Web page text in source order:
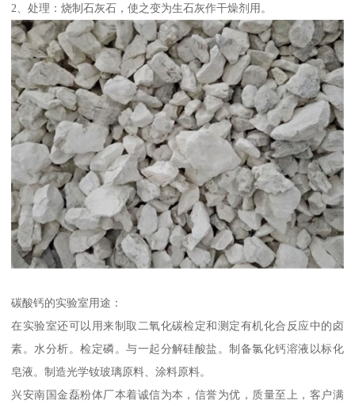
2、处理：烧制石灰石，使之变为生石灰作干燥剂用。
碳酸钙的实验室用途：
在实验室还可以用来制取二氧化碳检定和测定有机化合反应中的卤
素。水分析。检定磷。与一起分解硅酸盐。制备氯化钙溶液以标化
皂液。制造光学钕玻璃原料、涂料原料。
兴安南国金磊粉体厂本着诚信为本，信誉为优，质量至上，客户满